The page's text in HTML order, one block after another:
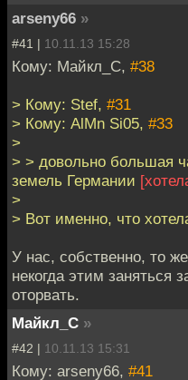
arseny66 »
#41 | 10.11.13 15:28
Кому: Майкл_С, #38
> Кому: Stef, #31
> Кому: AlMn Si05, #33
>
> > довольно большая
земель Германии
>
> Вот именно, что
У нас, собственно, то
некогда этим заняться
оторвать.
Майкл_С »
#42 | 10.11.13 15:31
Кому: arseny66, #41